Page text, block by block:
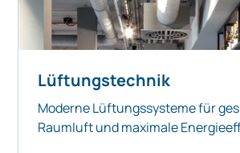
Lüftungstechnik
Moderne Lüftungssysteme für
Raumluft und maximale